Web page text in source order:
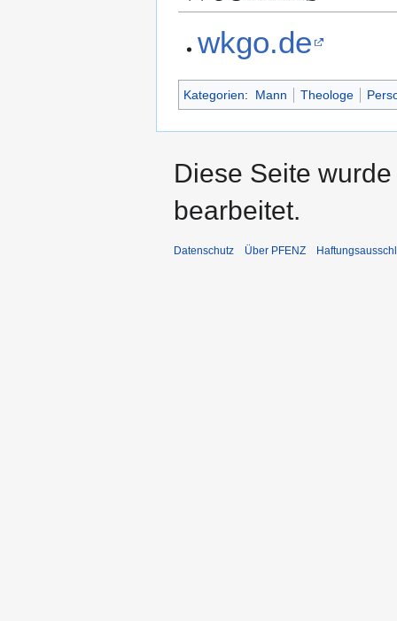
wkgo.de
Kategorien: Mann Theologe
Diese Seite
bearbeitet.
Datenschutz Über PFENZ